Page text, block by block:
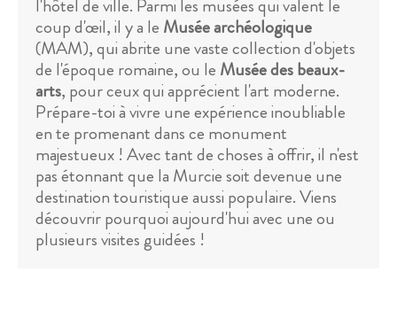
l'hôtel de ville. Parmi les musées qui valent le
coup d'œil, il y a le Musée archéologique
(MAM), qui abrite une vaste collection d'objets
de l'époque romaine, ou le Musée des beaux-
arts, pour ceux qui apprécient l'art moderne.
Prépare-toi à vivre une expérience inoubliable
en te promenant dans ce monument
majestueux ! Avec tant de choses à offrir, il n'est
pas étonnant que la Murcie soit devenue une
destination touristique aussi populaire. Viens
découvrir pourquoi aujourd'hui avec une ou
plusieurs visites guidées !